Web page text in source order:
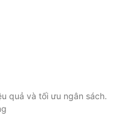
quả và tối ưu ngân sách.